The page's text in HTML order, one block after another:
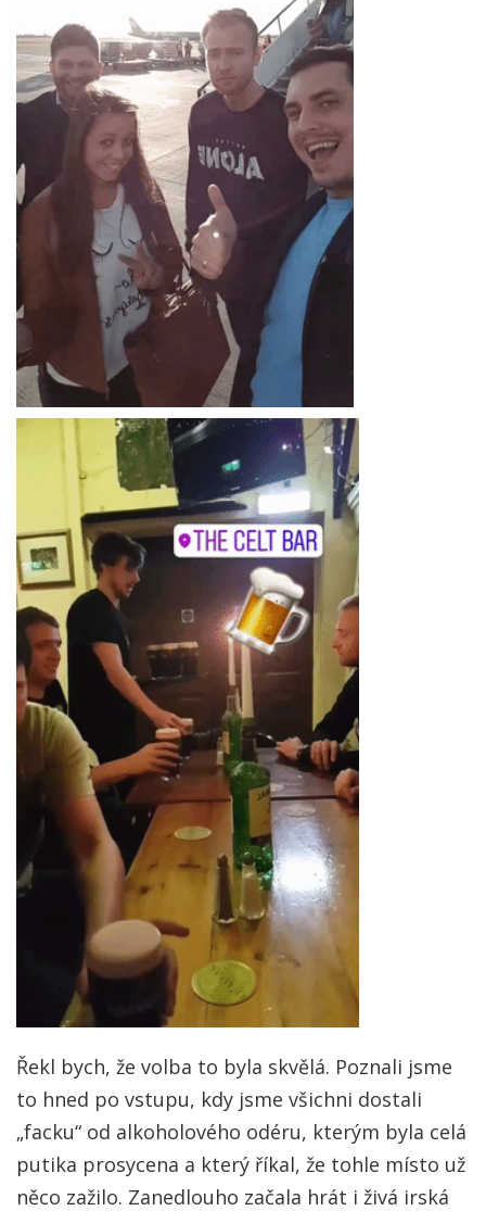
Řekl bych, že volba to byla skvělá. Poznali jsme
to hned po vstupu, kdy jsme všichni dostali
„facku“ od alkoholového odéru, kterým byla celá
putika prosycena a který říkal, že tohle místo už
něco zažilo. Zanedlouho začala hrát i živá irská